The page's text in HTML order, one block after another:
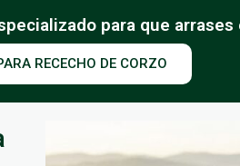
para que arrases
RECECHO DE CORZO